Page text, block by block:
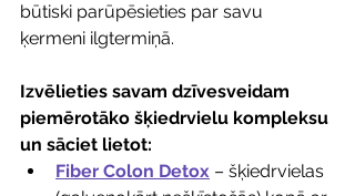
būtiski parūpēsieties par savu
ķermeni ilgtermiņā.
Izvēlieties savam dzīvesveidam
piemērotāko šķiedrvielu kompleksu
un sāciet lietot:
Fiber Colon Detox – šķiedrvielas